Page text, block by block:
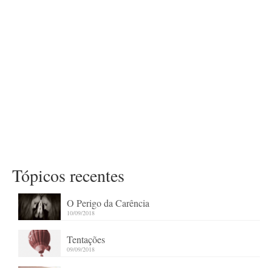
Tópicos recentes
O Perigo da Carência
10/09/2018
Tentações
09/09/2018